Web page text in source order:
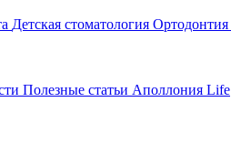
Детская стоматология Ортодонтия
Полезные статьи Аполлония Life